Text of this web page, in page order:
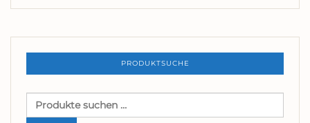
PRODUKTSUCHE
Suchen
nach: